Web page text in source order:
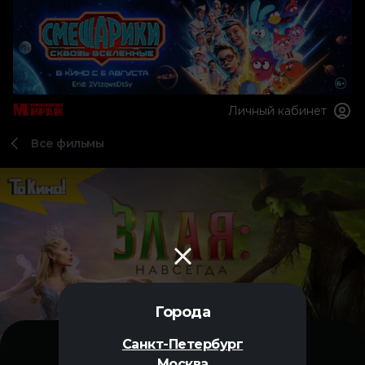
Города
Санкт-Петербург
Личный кабинет
Все фильмы